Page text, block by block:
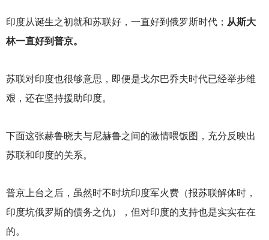
印度从诞生之初就和苏联好，一直好到俄罗斯时代； 从斯大
林一直好到普京。
苏联对印度也很够意思，即便是戈尔巴乔夫时代已经举步维
艰，还在坚持援助印度。
下面这张赫鲁晓夫与尼赫鲁之间的激情喂饭图，充分反映出
苏联和印度的关系。
普京上台之后，虽然时不时坑印度军火费（报苏联解体时，
印度坑俄罗斯的债务之仇），但对印度的支持也是实实在在
的。